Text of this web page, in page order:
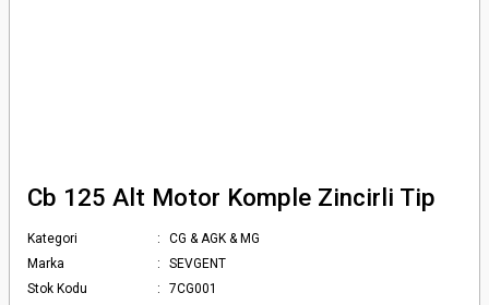
Cb 125 Alt Motor Komple Zincirli Tip
Kategori
CG & AGK & MG
Marka
SEVGENT
Stok Kodu
7CG001